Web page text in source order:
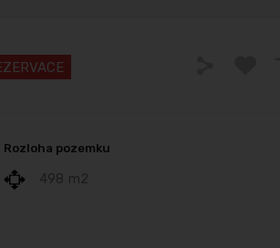
Rozloha pozemku
498 m2